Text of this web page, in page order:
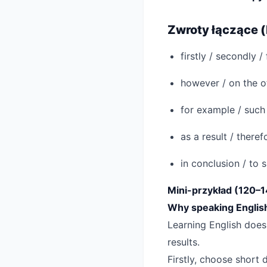
Zwroty łączące
firstly / secondly /
however / on the
for example /
as a result /
in conclusion / to
Mini-przykład
Why speaking
Learning English
results.
Firstly, choose short